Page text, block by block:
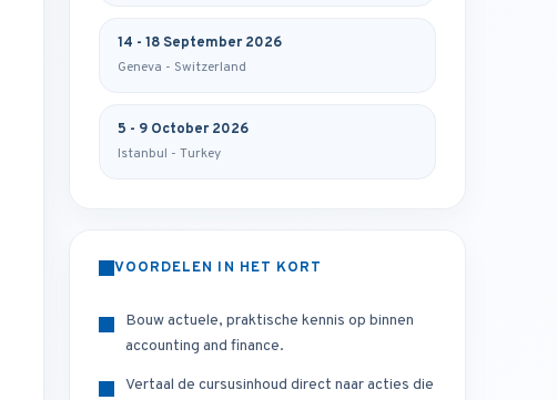
14 - 18 September 2026
Geneva - Switzerland
5 - 9 October 2026
Istanbul - Turkey
VOORDELEN IN HET KORT
Bouw actuele, praktische kennis op binnen
accounting and finance.
Vertaal de cursusinhoud direct naar acties die